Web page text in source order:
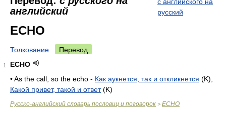
английский
русский
ECHO
Толкование Перевод
1
ECHO
• As the call, so the echo - Как аукнется, так и откликнется (K),
Какой привет, такой и ответ(K)
Русско-английский словарь пословиц и поговорок > ECHO